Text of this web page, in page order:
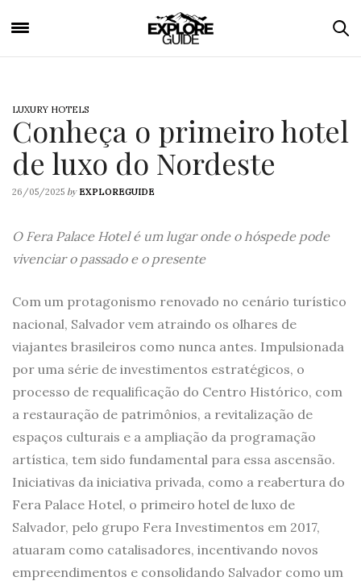
LUXURY HOTELS
Conheça o primeiro hotel
de luxo do Nordeste
26/05/2025 by EXPLOREGUIDE
O Fera Palace Hotel é um lugar onde o hóspede pode
vivenciar o passado e o presente
Com um protagonismo renovado no cenário turístico
nacional, Salvador vem atraindo os olhares de
viajantes brasileiros como nunca antes. Impulsionada
por uma série de investimentos estratégicos, o
processo de requalificação do Centro Histórico, com
a restauração de patrimônios, a revitalização de
espaços culturais e a ampliação da programação
artística, tem sido fundamental para essa ascensão.
Iniciativas da iniciativa privada, como a reabertura do
Fera Palace Hotel, o primeiro hotel de luxo de
Salvador, pelo grupo Fera Investimentos em 2017,
atuaram como catalisadores, incentivando novos
empreendimentos e consolidando Salvador como um